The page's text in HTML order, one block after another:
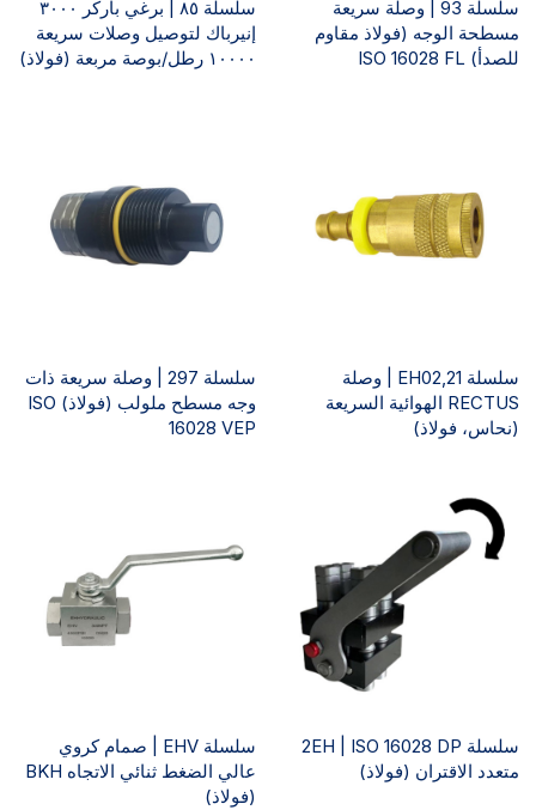
سلسلة 93 | وصلة سريعة
مسطحة الوجه (فولاذ مقاوم
للصدأ) ISO 16028 FL
سلسلة ٨٥ | برغي باركر ٣٠٠٠
إنيرباك لتوصيل وصلات سريعة
١٠٠٠٠ رطل/بوصة مربعة (فولاذ)
سلسلة EH02,21 | وصلة
RECTUS الهوائية السريعة
(نحاس، فولاذ)
سلسلة 297 | وصلة سريعة ذات
وجه مسطح ملولب (فولاذ) ISO
16028 VEP
سلسلة 2EH | ISO 16028 DP
متعدد الاقتران (فولاذ)
سلسلة EHV | صمام كروي
عالي الضغط ثنائي الاتجاه BKH
(فولاذ)